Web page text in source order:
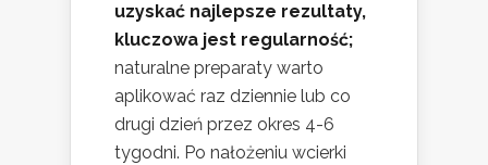
uzyskać najlepsze rezultaty,
kluczowa jest regularność;
naturalne preparaty warto
aplikować raz dziennie lub co
drugi dzień przez okres 4-6
tygodni. Po nałożeniu wcierki